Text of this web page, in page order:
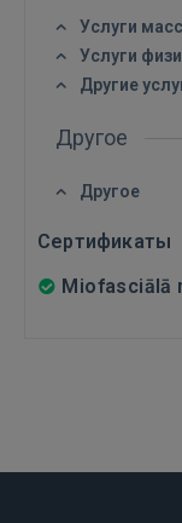
Услуги
Услуги
Другие
Другое
Другое
Сертификаты
Miofasciālā